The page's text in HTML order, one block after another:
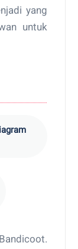
yang
untuk